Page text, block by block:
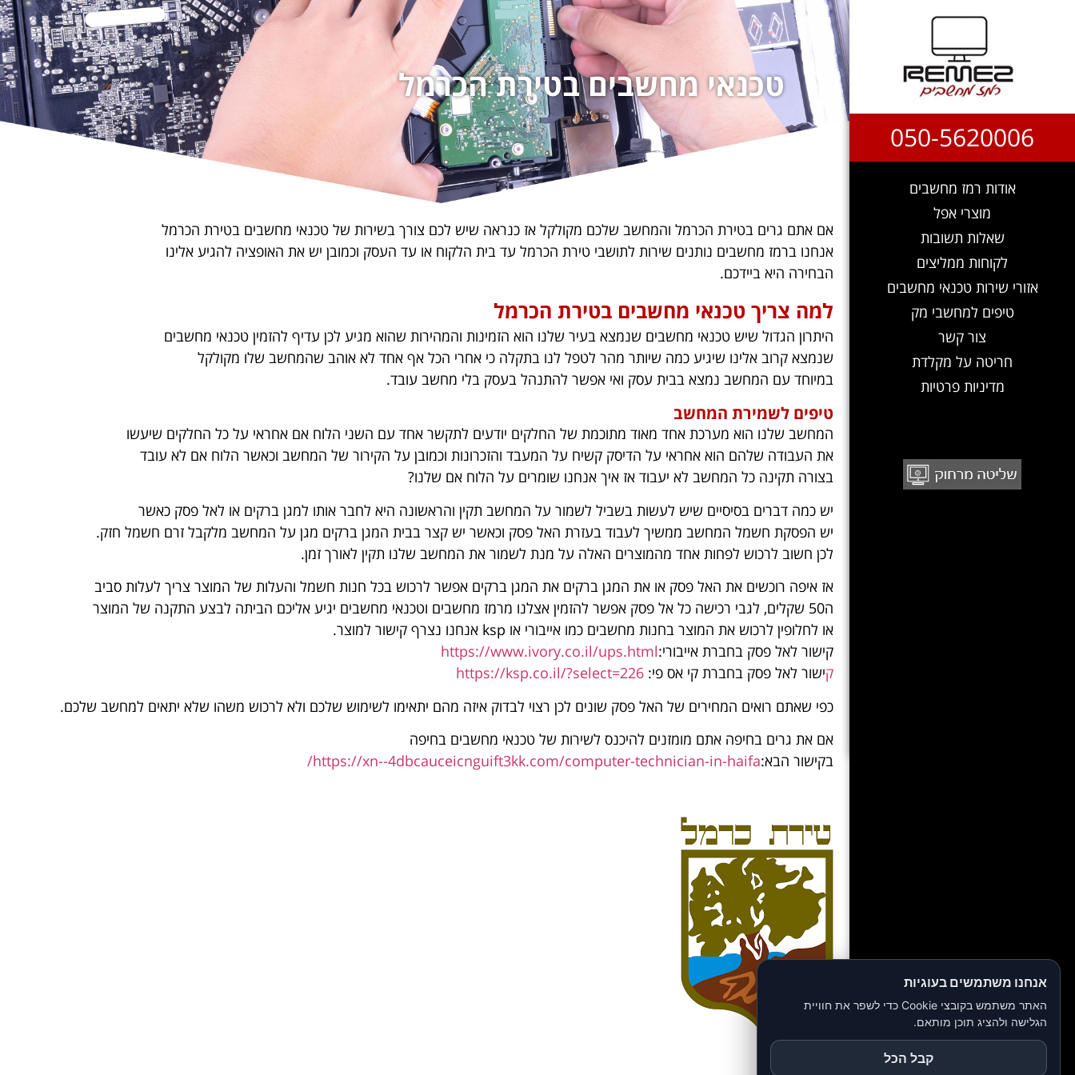
050-5620006
אודות רמז מחשבים
מוצרי אפל
שאלות תשובות
לקוחות ממליצים
אזורי שירות טכנאי מחשבים
טיפים למחשבי מק
צור קשר
חריטה על מקלדת
מדיניות פרטיות
טכנאי מחשבים בטירת הכרמל
אם אתם גרים בטירת הכרמל והמחשב שלכם מקולקל אז כנראה שיש לכם צורך בשירות של טכנאי מחשבים בטירת הכרמל
אנחנו ברמז מחשבים נותנים שירות לתושבי טירת הכרמל עד בית הלקוח או עד העסק וכמובן יש את האופציה להגיע אלינו
הבחירה היא ביידכם.
למה צריך טכנאי מחשבים בטירת הכרמל
היתרון הגדול שיש טכנאי מחשבים שנמצא בעיר שלנו הוא הזמינות והמהירות שהוא מגיע לכן עדיף להזמין טכנאי מחשבים
שנמצא קרוב אלינו שיגיע כמה שיותר מהר לטפל לנו בתקלה כי אחרי הכל אף אחד לא אוהב שהמחשב שלו מקולקל
במיוחד עם המחשב נמצא בבית עסק ואי אפשר להתנהל בעסק בלי מחשב עובד.
טיפים לשמירת המחשב
המחשב שלנו הוא מערכת אחד מאוד מתוכמת של החלקים יודעים לתקשר אחד עם השני הלוח אם אחראי על כל החלקים שיעשו
את העבודה שלהם הוא אחראי על הדיסק קשיח על המעבד והזכרונות וכמובן על הקירור של המחשב וכאשר הלוח אם לא עובד
בצורה תקינה כל המחשב לא יעבוד אז איך אנחנו שומרים על הלוח אם שלנו?
יש כמה דברים בסיסיים שיש לעשות בשביל לשמור על המחשב תקין והראשונה היא לחבר אותו למגן ברקים או לאל פסק כאשר
יש הפסקת חשמל המחשב ממשיך לעבוד בעזרת האל פסק וכאשר יש קצר בבית המגן ברקים מגן על המחשב מלקבל זרם חשמל חזק.
לכן חשוב לרכוש לפחות אחד מהמוצרים האלה על מנת לשמור את המחשב שלנו תקין לאורך זמן.
אז איפה רוכשים את האל פסק או את המגן ברקים את המגן ברקים אפשר לרכוש בכל חנות חשמל והעלות של המוצר צריך לעלות סביב
ה50 שקלים, לגבי רכישה כל אל פסק אפשר להזמין אצלנו מרמז מחשבים וטכנאי מחשבים יגיע אליכם הביתה לבצע התקנה של המוצר
או לחלופין לרכוש את המוצר בחנות מחשבים כמו אייבורי או ksp אנחנו נצרף קישור למוצר.
קישור לאל פסק בחברת אייבורי:https://www.ivory.co.il/ups.html
קישור לאל פסק בחברת קי אס פי: https://ksp.co.il/?select=226
כפי שאתם רואים המחירים של האל פסק שונים לכן רצוי לבדוק איזה מהם יתאימו לשימוש שלכם ולא לרכוש משהו שלא יתאים למחשב שלכם.
אם את גרים בחיפה אתם מומזנים להיכנס לשירות של טכנאי מחשבים בחיפה
בקישור הבא:https://xn--4dbcauceicnguift3kk.com/computer-technician-in-haifa/
אנחנו משתמשים בעוגיות
האתר משתמש בקובצי Cookie כדי לשפר את חוויית
הגלישה ולהציג תוכן מותאם.
קבל הכל